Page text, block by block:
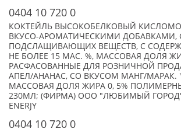
0404 10 720 0
КОКТЕЙЛЬ ВЫСОКОБЕЛКОВЫЙ
ВКУСО-АРОМАТИЧЕСКИМИ ДОБАВКАМИ,
ПОДСЛАЩИВАЮЩИХ ВЕЩЕСТВ, С
НЕ БОЛЕЕ 15 МАС. %, МАССОВАЯ ДОЛЯ
РАСФАСОВАННЫЕ ДЛЯ РОЗНИЧНОЙ
АПЕЛ/АНАНАС, СО ВКУСОМ МАНГ/МАРАК.
МАССОВАЯ ДОЛЯ ЖИРА 0, 5%
230МЛ; (ФИРМА) ООО "ЛЮБИМЫЙ ГОРОД";
ENERJY
0404 10 720 0